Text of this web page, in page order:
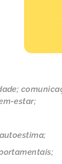
estar;